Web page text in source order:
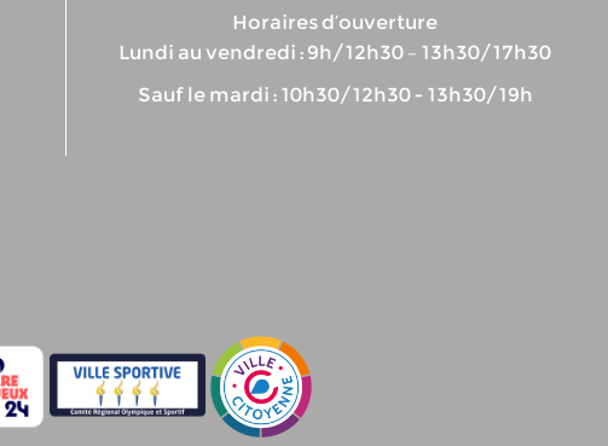
Horaires d’ouverture
Lundi au vendredi : 9h/12h30 – 13h30/17h30
Sauf le mardi : 10h30/12h30 - 13h30/19h